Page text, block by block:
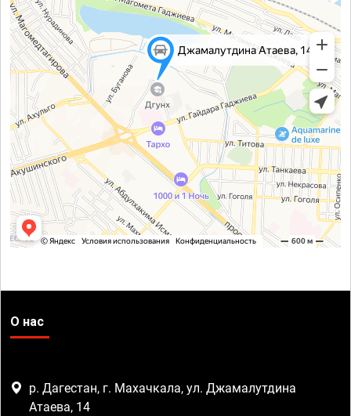
О нас
р. Дагестан, г. Махачкала, ул. Джамалутдина
Атаева, 14